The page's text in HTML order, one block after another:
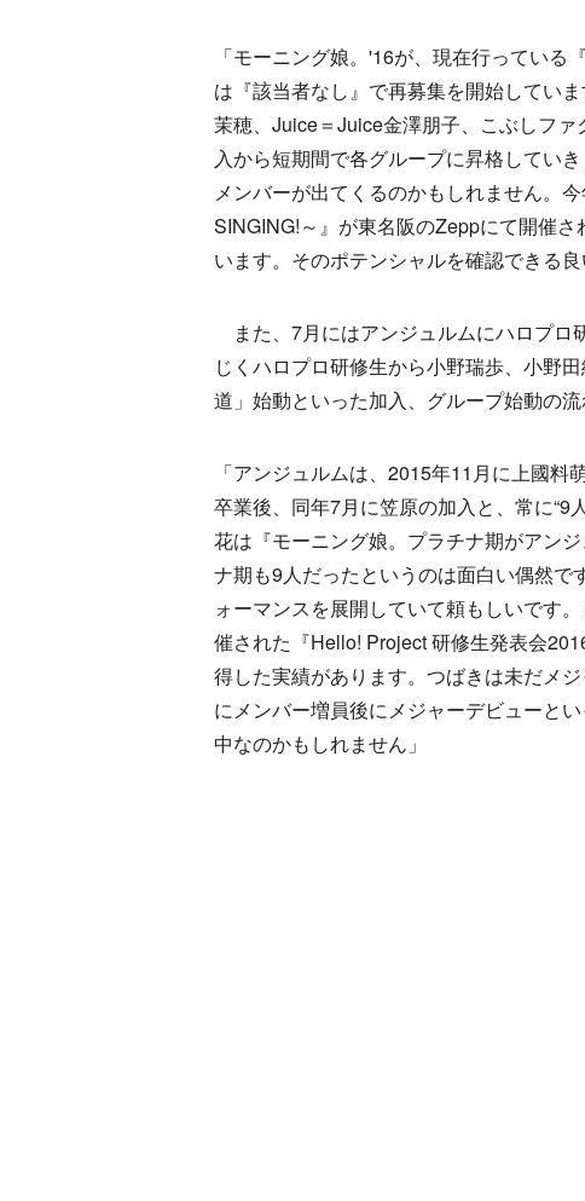
「モーニング娘。'16が、現在行っている
は『該当者なし』で再募集を開始してい
茉穂、Juice＝Juice金澤朋子、こぶしフ
入から短期間で各グループに昇格してい
メンバーが出てくるのかもしれません。
SINGING!～』が東名阪のZeppにて開催
います。そのポテンシャルを確認できる
また、7月にはアンジュルムにハロプロ
じくハロプロ研修生から小野瑞歩、小野
道」始動といった加入、グループ始動の流
「アンジュルムは、2015年11月に上國
卒業後、同年7月に笠原の加入と、常に“9
花は『モーニング娘。プラチナ期がアン
ナ期も9人だったというのは面白い偶然
ォーマンスを展開していて頼もしいです
催された『Hello! Project 研修生発表会
得した実績があります。つばきは未だメ
にメンバー増員後にメジャーデビューと
中なのかもしれません」